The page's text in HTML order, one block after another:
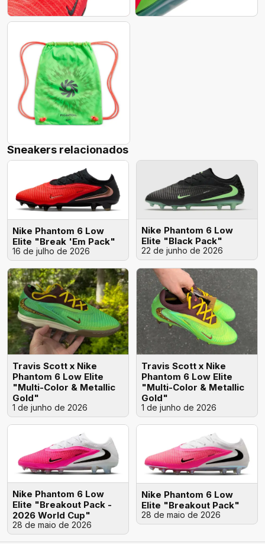
Sneakers relacionados
Nike Phantom 6 Low
Elite "Break 'Em Pack"
16 de julho de 2026
Nike Phantom 6 Low
Elite "Black Pack"
22 de junho de 2026
Travis Scott x Nike
Phantom 6 Low Elite
"Multi-Color & Metallic
Gold"
1 de junho de 2026
Travis Scott x Nike
Phantom 6 Low Elite
"Multi-Color & Metallic
Gold"
1 de junho de 2026
Nike Phantom 6 Low
Elite "Breakout Pack -
2026 World Cup"
28 de maio de 2026
Nike Phantom 6 Low
Elite "Breakout Pack"
28 de maio de 2026